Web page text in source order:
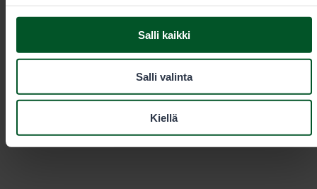
Salli kaikki
Salli valinta
Kiellä
1 2